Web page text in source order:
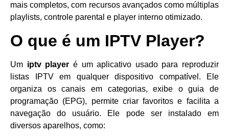
mais completos, com recursos avançados como múltiplas
playlists, controle parental e player interno otimizado.
O que é um IPTV Player?
Um iptv player é um aplicativo usado para reproduzir
listas IPTV em qualquer dispositivo compatível. Ele
organiza os canais em categorias, exibe o guia de
programação (EPG), permite criar favoritos e facilita a
navegação do usuário. Ele pode ser instalado em
diversos aparelhos, como: